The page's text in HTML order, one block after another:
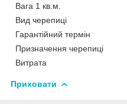
Вага 1 кв.м.
Вид черепиці
Гарантійний термін
Призначення черепиці
Витрата
Приховати